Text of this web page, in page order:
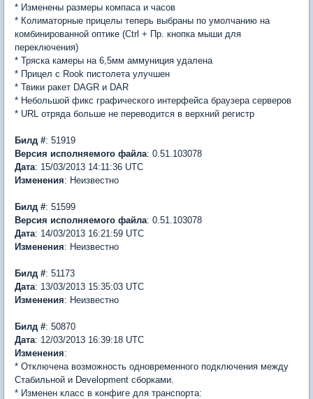
* Изменены размеры компаса и часов
* Колиматорные прицелы теперь выбраны по умолчанию на
комбинированной оптике (Ctrl + Пр. кнопка мыши для
переключения)
* Тряска камеры на 6,5мм аммуниция удалена
* Прицел с Rook пистолета улучшен
* Твики ракет DAGR и DAR
* Небольшой фикс графического интерфейса браузера серверов
* URL отряда больше не переводится в верхний регистр
Билд #: 51919
Версия исполняемого файла: 0.51.103078
Дата: 15/03/2013 14:11:36 UTC
Изменения: Неизвестно
Билд #: 51599
Версия исполняемого файла: 0.51.103078
Дата: 14/03/2013 16:21:59 UTC
Изменения: Неизвестно
Билд #: 51173
Дата: 13/03/2013 15:35:03 UTC
Изменения: Неизвестно
Билд #: 50870
Дата: 12/03/2013 16:39:18 UTC
Изменения:
* Отключена возможность одновременного подключения между
Стабильной и Development сборками.
* Изменен класс в конфиге для транспорта: